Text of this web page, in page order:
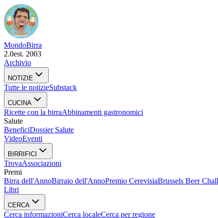
MondoBirra
2.0est. 2003
Archivio
NOTIZIE
Tutte le notizieSubstack
CUCINA
Ricette con la birraAbbinamenti gastronomici
Salute
BeneficiDossier Salute
VideoEventi
BIRRIFICI
TrovaAssociazioni
Premi
Birra dell'AnnoBirraio dell'AnnoPremio CerevisiaBrussels Beer
Libri
CERCA
Cerca informazioniCerca localeCerca per regione